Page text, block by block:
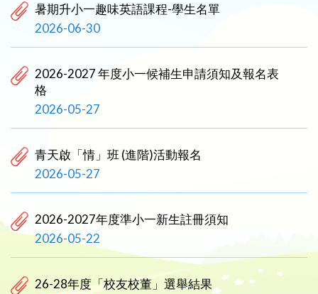
暑期升小一趣味英語課程-學生名單
2026-06-30
2026-2027 年度小一候補生申請須知及報名表
格
2026-05-27
青天啟「情」班 (進階)活動報名
2026-05-27
2026-2027年度準小一新生註冊須知
2026-05-22
26-28年度「校友校董」選舉結果